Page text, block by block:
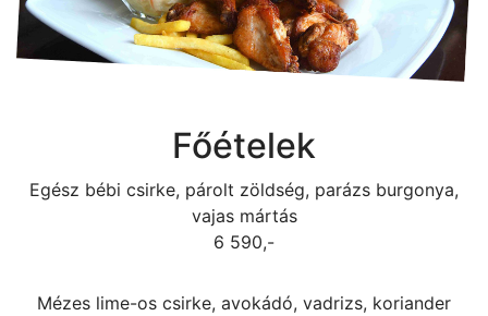
Főételek
Egész bébi csirke, párolt zöldség, parázs burgonya,
vajas mártás
6 590,-
Mézes lime-os csirke, avokádó, vadrizs, koriander